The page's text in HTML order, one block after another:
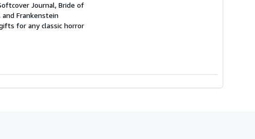
Journal, Bride of
and Frankenstein
for any classic horror